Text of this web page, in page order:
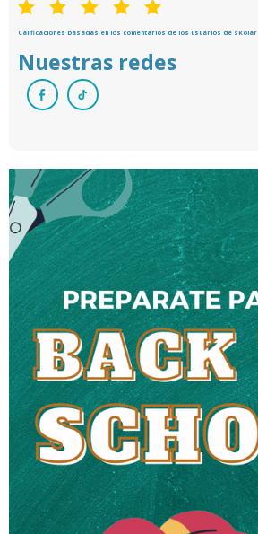
Calificaciones basadas en los comentarios de los usuarios de skolar
Nuestras redes